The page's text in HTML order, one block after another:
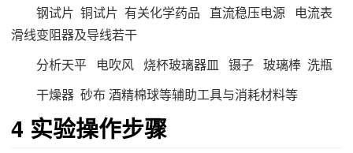
钢试片 铜试片 有关化学药品 直流稳压电源 电流表
滑线变阻器及导线若干
分析天平 电吹风 烧杯玻璃器皿 镊子 玻璃棒 洗瓶
干燥器 砂布 酒精棉球等辅助工具与消耗材料等
4 实验操作步骤